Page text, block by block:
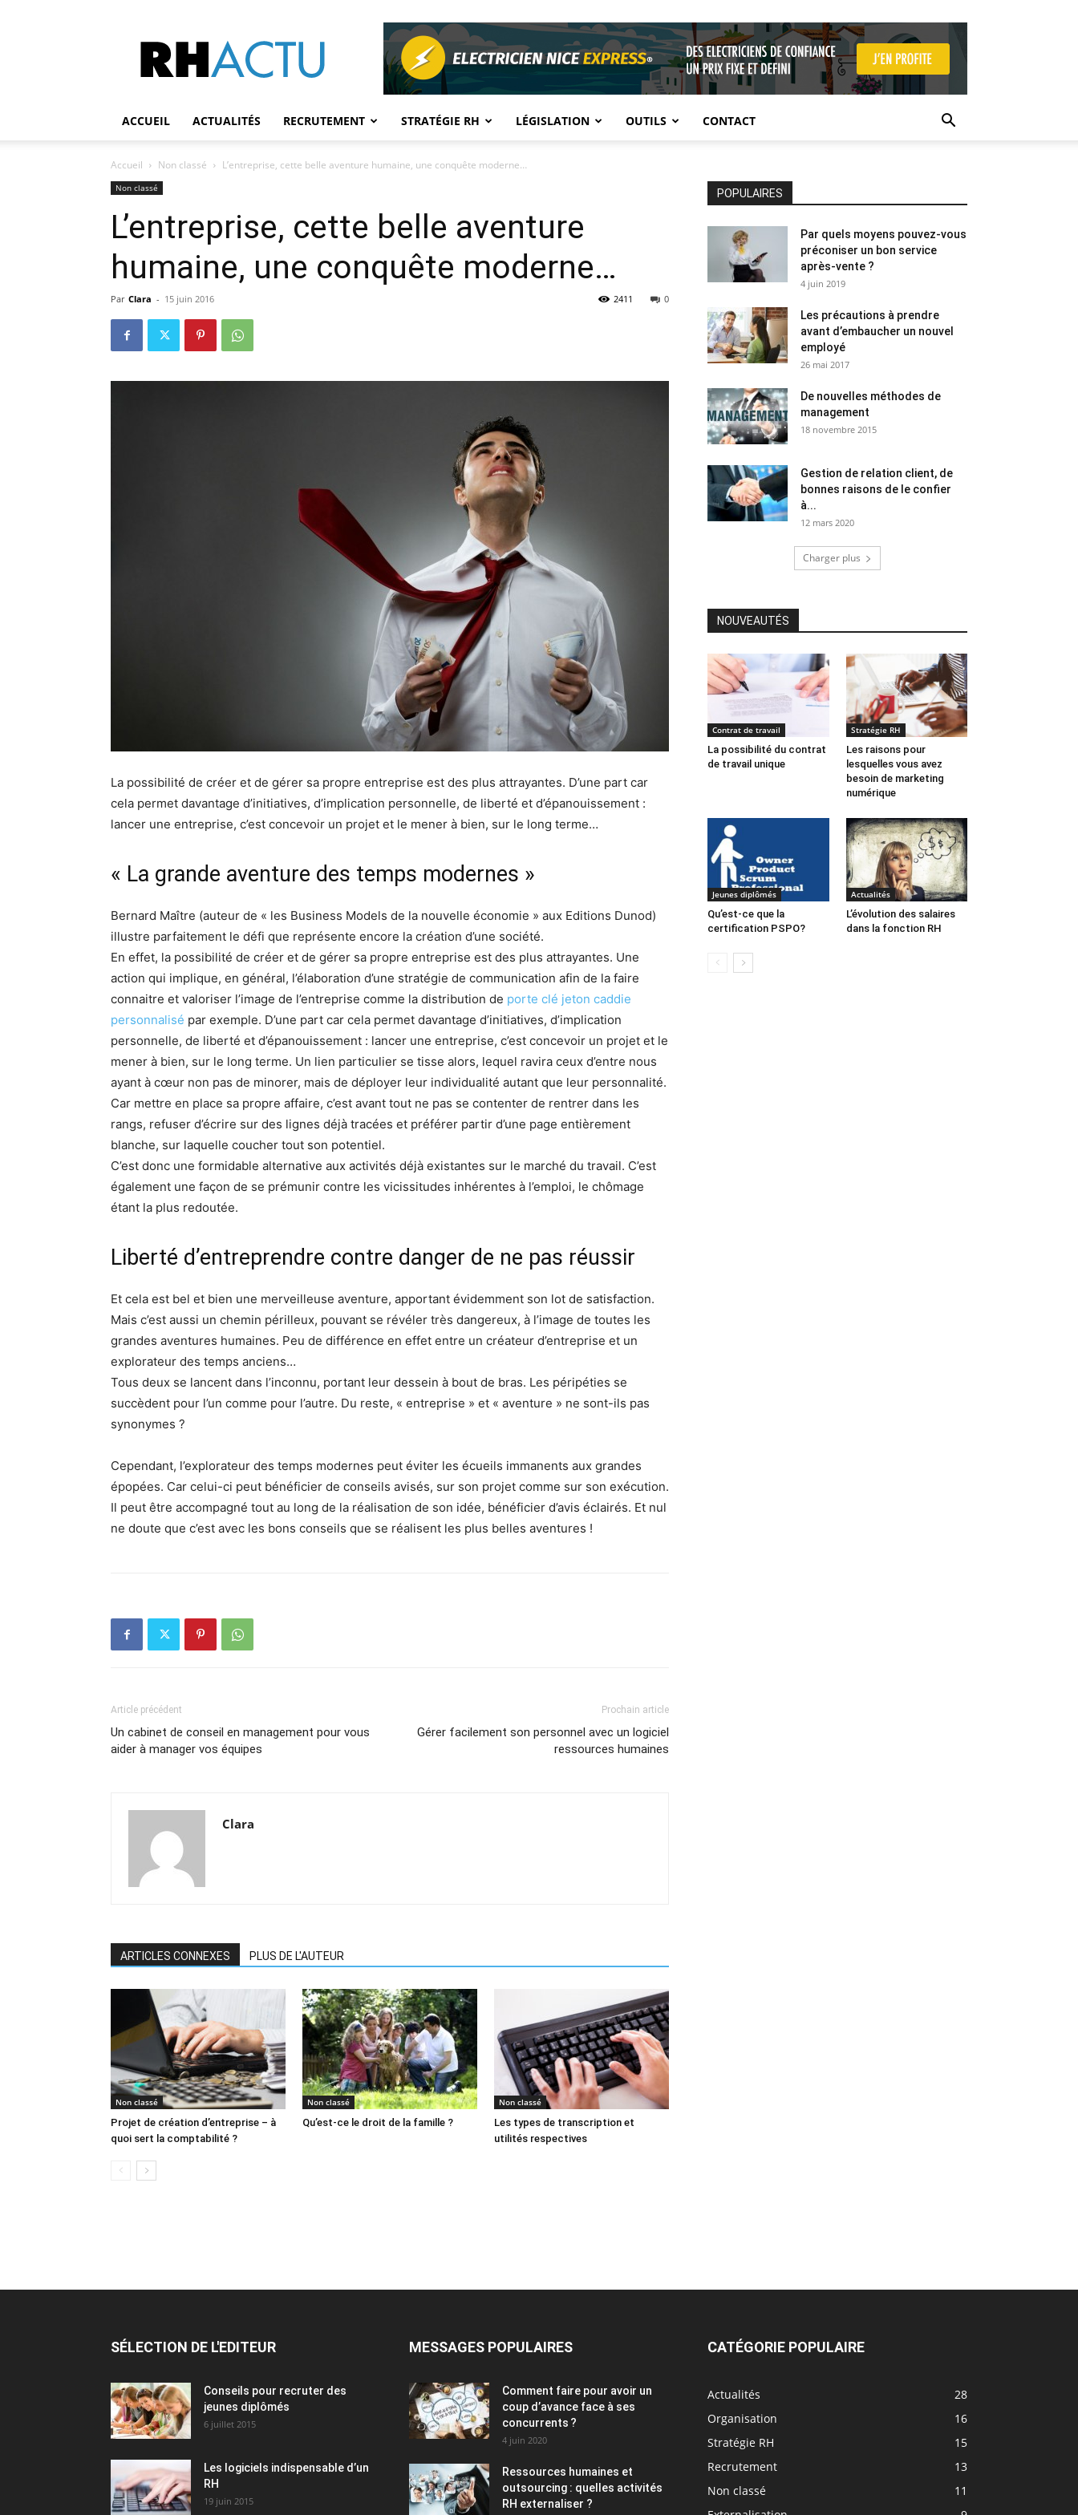
Actu
ACCUEIL ACTUALITÉS RECRUTEMENT STRATÉGIE RH LÉGISLATION OUTILS CONTACT
Accueil Non classé L’entreprise, cette belle aventure humaine, une conquête moderne…
Non classé
L’entreprise, cette belle aventure
humaine, une conquête moderne…
Par Clara - 15 juin 2016 0
2411
La possibilité de créer et de gérer sa propre entreprise est des plus attrayantes. D’une part car
cela permet davantage d’initiatives, d’implication personnelle, de liberté et d’épanouissement :
lancer une entreprise, c’est concevoir un projet et le mener à bien, sur le long terme…
« La grande aventure des temps modernes »
Bernard Maître (auteur de « les Business Models de la nouvelle économie » aux Editions Dunod)
illustre parfaitement le défi que représente encore la création d’une société.
En effet, la possibilité de créer et de gérer sa propre entreprise est des plus attrayantes. Une
action qui implique, en général, l’élaboration d’une stratégie de communication afin de la faire
connaitre et valoriser l’image de l’entreprise comme la distribution de porte clé jeton caddie
personnalisé par exemple. D’une part car cela permet davantage d’initiatives, d’implication
personnelle, de liberté et d’épanouissement : lancer une entreprise, c’est concevoir un projet et le
mener à bien, sur le long terme. Un lien particulier se tisse alors, lequel ravira ceux d’entre nous
ayant à cœur non pas de minorer, mais de déployer leur individualité autant que leur personnalité.
Car mettre en place sa propre affaire, c’est avant tout ne pas se contenter de rentrer dans les
rangs, refuser d’écrire sur des lignes déjà tracées et préférer partir d’une page entièrement
blanche, sur laquelle coucher tout son potentiel.
C’est donc une formidable alternative aux activités déjà existantes sur le marché du travail. C’est
également une façon de se prémunir contre les vicissitudes inhérentes à l’emploi, le chômage
étant la plus redoutée.
Liberté d’entreprendre contre danger de ne pas réussir
Et cela est bel et bien une merveilleuse aventure, apportant évidemment son lot de satisfaction.
Mais c’est aussi un chemin périlleux, pouvant se révéler très dangereux, à l’image de toutes les
grandes aventures humaines. Peu de différence en effet entre un créateur d’entreprise et un
explorateur des temps anciens…
Tous deux se lancent dans l’inconnu, portant leur dessein à bout de bras. Les péripéties se
succèdent pour l’un comme pour l’autre. Du reste, « entreprise » et « aventure » ne sont-ils pas
synonymes ?
Cependant, l’explorateur des temps modernes peut éviter les écueils immanents aux grandes
épopées. Car celui-ci peut bénéficier de conseils avisés, sur son projet comme sur son exécution.
Il peut être accompagné tout au long de la réalisation de son idée, bénéficier d’avis éclairés. Et nul
ne doute que c’est avec les bons conseils que se réalisent les plus belles aventures !
Article précédent
Un cabinet de conseil en management pour vous
aider à manager vos équipes
Prochain article
Gérer facilement son personnel avec un logiciel
ressources humaines
Clara
ARTICLES CONNEXES PLUS DE L'AUTEUR
Non classé
Projet de création d’entreprise – à
quoi sert la comptabilité ?
Non classé
Qu’est-ce le droit de la famille ?
Non classé
Les types de transcription et
utilités respectives
POPULAIRES
Par quels moyens pouvez-vous
préconiser un bon service
après-vente ?
4 juin 2019
Les précautions à prendre
avant d’embaucher un nouvel
employé
26 mai 2017
De nouvelles méthodes de
management
18 novembre 2015
Gestion de relation client, de
bonnes raisons de le confier
à...
12 mars 2020
Charger plus
NOUVEAUTÉS
Contrat de travail
La possibilité du contrat
de travail unique
Stratégie RH
Les raisons pour
lesquelles vous avez
besoin de marketing
numérique
Jeunes diplômés
Qu’est-ce que la
certification PSPO?
Actualités
L’évolution des salaires
dans la fonction RH
SÉLECTION DE L'EDITEUR
Conseils pour recruter des
jeunes diplômés
6 juillet 2015
Les logiciels indispensable d’un
RH​
19 juin 2015
MESSAGES POPULAIRES
Comment faire pour avoir un
coup d’avance face à ses
concurrents ?
4 juin 2020
Ressources humaines et
outsourcing : quelles activités
RH externaliser ?
CATÉGORIE POPULAIRE
Actualités
28
Organisation
16
Stratégie RH
15
Recrutement
13
Non classé
11